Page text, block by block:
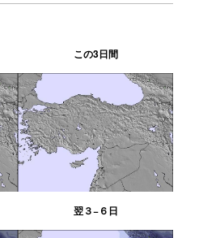
この3日間
翌３−６日